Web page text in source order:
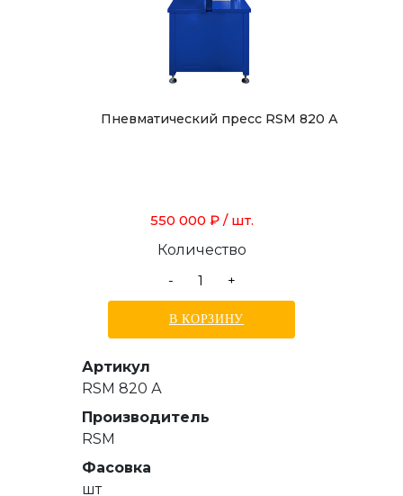
Пневматический пресс RSM 820 А
550 000 ₽ / шт.
Количество
-
+
В КОРЗИНУ
Артикул
RSM 820 А
Производитель
RSM
Фасовка
шт